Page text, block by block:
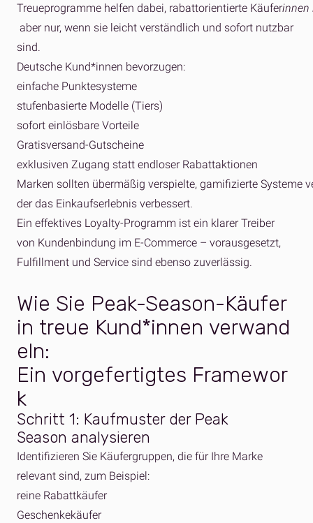
Treueprogramme helfen dabei, rabattorientierte Käuferinnen
aber nur, wenn sie leicht verständlich und sofort nutzbar
sind.
Deutsche Kund*innen bevorzugen:
einfache Punktesysteme
stufenbasierte Modelle (Tiers)
sofort einlösbare Vorteile
Gratisversand-Gutscheine
exklusiven Zugang statt endloser Rabattaktionen
Marken sollten übermäßig verspielte, gamifizierte Systeme
der das Einkaufserlebnis verbessert.
Ein effektives Loyalty-Programm ist ein klarer Treiber
von Kundenbindung im E-Commerce – vorausgesetzt,
Fulfillment und Service sind ebenso zuverlässig.
Wie Sie Peak-Season-Käufer
in treue Kund*innen verwand
eln:
Ein vorgefertigtes Framewor
k
Schritt 1: Kaufmuster der Peak
Season analysieren
Identifizieren Sie Käufergruppen, die für Ihre Marke
relevant sind, zum Beispiel:
reine Rabattkäufer
Geschenkekäufer